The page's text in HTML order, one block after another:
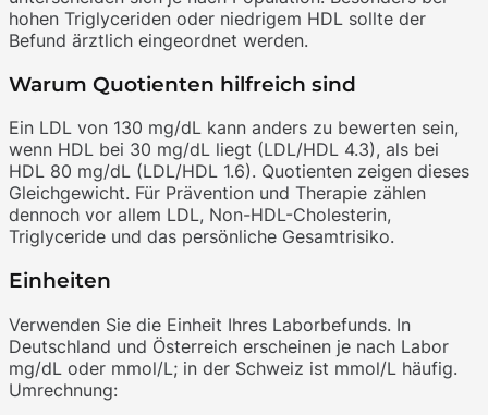
hohen Triglyceriden oder niedrigem HDL sollte der
Befund ärztlich eingeordnet werden.
Warum Quotienten hilfreich sind
Ein LDL von 130 mg/dL kann anders zu bewerten sein,
wenn HDL bei 30 mg/dL liegt (LDL/HDL 4.3), als bei
HDL 80 mg/dL (LDL/HDL 1.6). Quotienten zeigen dieses
Gleichgewicht. Für Prävention und Therapie zählen
dennoch vor allem LDL, Non-HDL-Cholesterin,
Triglyceride und das persönliche Gesamtrisiko.
Einheiten
Verwenden Sie die Einheit Ihres Laborbefunds. In
Deutschland und Österreich erscheinen je nach Labor
mg/dL oder mmol/L; in der Schweiz ist mmol/L häufig.
Umrechnung: